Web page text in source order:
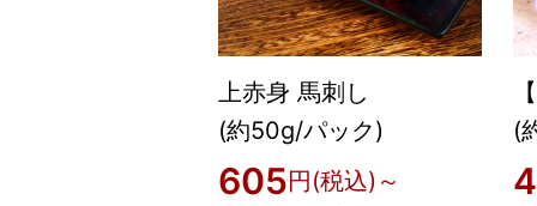
上赤身 馬刺し
(約50g/パック)
605円(税込)～
(